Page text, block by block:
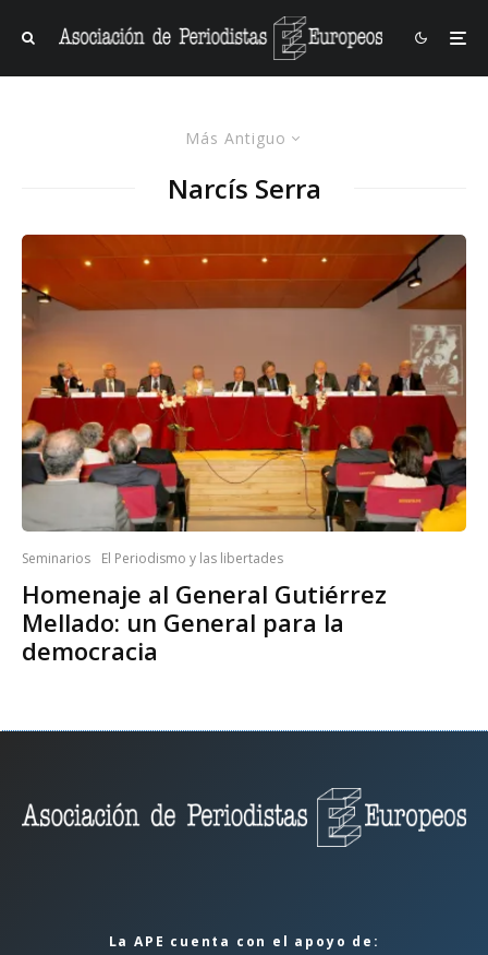
Más Antiguo
Narcís Serra
Seminarios El Periodismo y las libertades
Homenaje al General Gutiérrez
Mellado: un General para la
democracia
La APE cuenta con el apoyo de: